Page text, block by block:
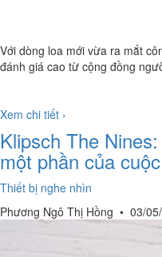
Với dòng loa mới vừa ra mắt
đánh giá cao từ cộng đồng
Xem chi tiết ›
Klipsch The
một phần của
Thiết bị nghe nhìn
Phương Ngô Thị Hồng • 03/